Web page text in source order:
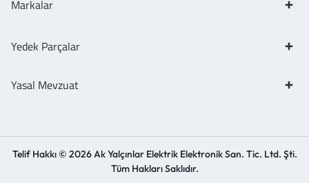
Markalar
Yedek Parçalar
Yasal Mevzuat
Telif Hakkı © 2026 Ak Yalçınlar Elektrik Elektronik San. Tic. Ltd. Şti.
Tüm Hakları Saklıdır.